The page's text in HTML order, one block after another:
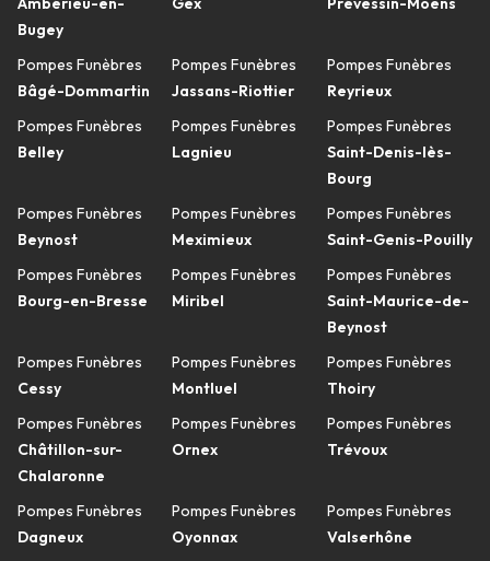
Bugey
Pompes Funèbres
Bâgé-Dommartin
Pompes Funèbres
Belley
Pompes Funèbres
Beynost
Pompes Funèbres
Bourg-en-Bresse
Pompes Funèbres
Cessy
Pompes Funèbres
Châtillon-sur-
Chalaronne
Pompes Funèbres
Dagneux
Pompes Funèbres
Jassans-Riottier
Pompes Funèbres
Lagnieu
Pompes Funèbres
Meximieux
Pompes Funèbres
Miribel
Pompes Funèbres
Montluel
Pompes Funèbres
Ornex
Pompes Funèbres
Oyonnax
Pompes Funèbres
Reyrieux
Pompes Funèbres
Saint-Denis-lès-
Bourg
Pompes Funèbres
Saint-Genis-Pouilly
Pompes Funèbres
Saint-Maurice-de-
Beynost
Pompes Funèbres
Thoiry
Pompes Funèbres
Trévoux
Pompes Funèbres
Valserhône